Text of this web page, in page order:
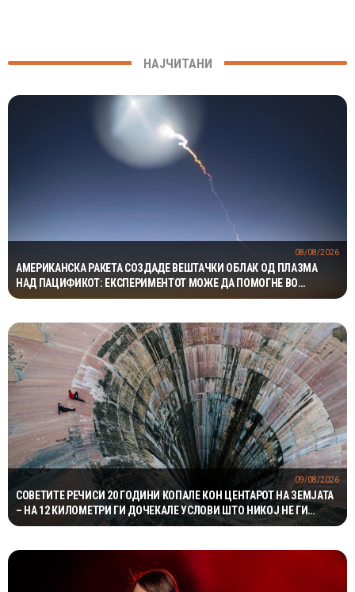
НАЈЧИТАНИ
АМЕРИКАНСКА РАКЕТА СОЗДАДЕ ВЕШТАЧКИ ОБЛАК ОД ПЛАЗМА
НАД ПАЦИФИКОТ: ЕКСПЕРИМЕНТОТ МОЖЕ ДА ПОМОГНЕ ВО
ЗАШТИТАТА НА САТЕЛИТИТЕ
08/08/2026
СОВЕТИТЕ РЕЧИСИ 20 ГОДИНИ КОПАЛЕ КОН ЦЕНТАРОТ НА ЗЕМЈАТА
– НА 12 КИЛОМЕТРИ ГИ ДОЧЕКАЛЕ УСЛОВИ ШТО НИКОЈ НЕ ГИ
ОЧЕКУВАЛ
09/08/2026